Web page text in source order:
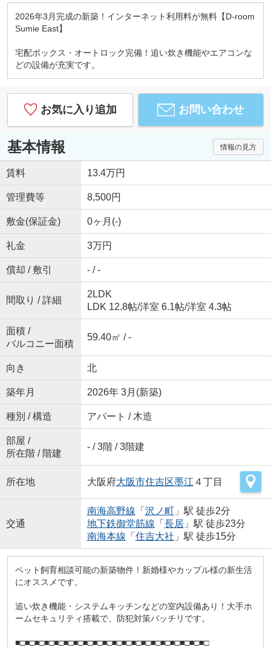
2026年3月完成の新築！インターネット利用料が無料【D-room
Sumie East】
宅配ボックス・オートロック完備！追い炊き機能やエアコンな
どの設備が充実です。
お気に入り追加 お問い合わせ
基本情報 情報の見方
賃料 13.4万円
管理費等 8,500円
敷金(保証金) 0ヶ月(-)
礼金 3万円
償却 / 敷引 - / -
間取り / 詳細
2LDK
LDK 12.8帖/洋室 6.1帖/洋室 4.3帖
面積 /
バルコニー面積
59.40㎡ / -
向き 北
築年月 2026年 3月(新築)
種別 / 構造 アパート / 木造
部屋 /
所在階 / 階建
- / 3階 / 3階建
所在地 大阪府大阪市住吉区墨江 ４丁目
交通
南海高野線 「 沢ノ町」駅 徒歩2分
地下鉄御堂筋線 「 長居」駅 徒歩23分
南海本線 「 住吉大社 」駅 徒歩15分
ペット飼育相談可能の新築物件！新婚様やカップル様の新生活
にオススメです。
追い炊き機能・システムキッチンなどの室内設備あり！大手ホ
ームセキュリティ搭載で、防犯対策バッチリです。
■□■□■□■□■□■□■□■□■□■□■□■□■□■□■□■□■□■□■□■□